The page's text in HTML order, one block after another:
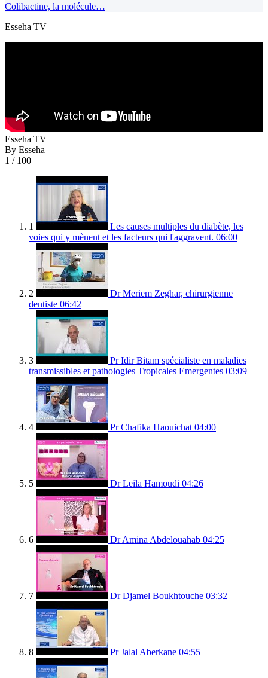
Colibactine, la molécule…
Esseha TV
Esseha TV
By Esseha
1 / 100
1
Les causes multiples du diabète, les
voies qui y mènent et les facteurs qui l'aggravent. 06:00
2
Dr Meriem Zeghar, chirurgienne
dentiste 06:42
3
Pr Idir Bitam spécialiste en maladies
transmissibles et pathologies Tropicales Emergentes 03:09
4 Pr Chafika Haouichat 04:00
5 Dr Leila Hamoudi 04:26
6 Dr Amina Abdelouahab 04:25
7 Dr Djamel Boukhtouche 03:32
8 Pr Jalal Aberkane 04:55